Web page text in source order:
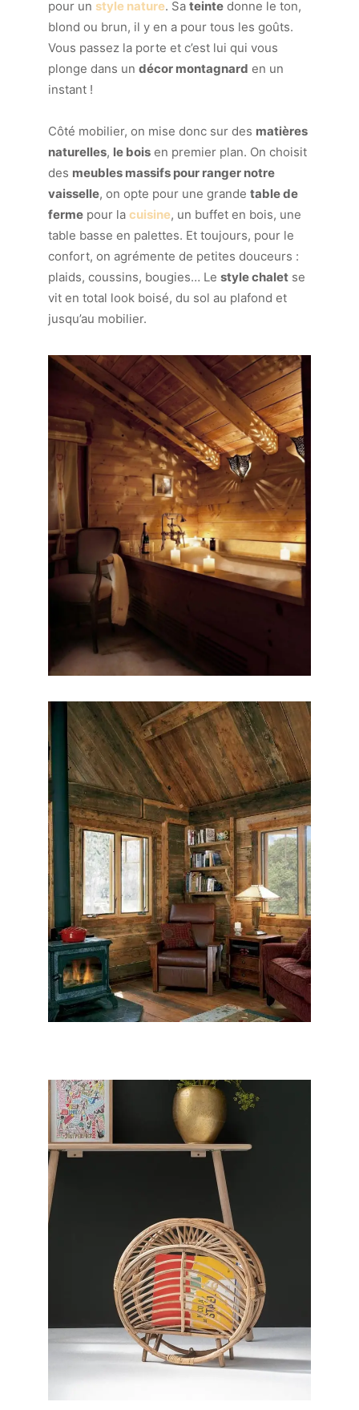
pour un style nature. Sa teinte donne le ton,
blond ou brun, il y en a pour tous les goûts.
Vous passez la porte et c’est lui qui vous
plonge dans un décor montagnard en un
instant !
Côté mobilier, on mise donc sur des matières
naturelles, le bois en premier plan. On choisit
des meubles massifs pour ranger notre
vaisselle, on opte pour une grande table de
ferme pour la cuisine, un buffet en bois, une
table basse en palettes. Et toujours, pour le
confort, on agrémente de petites douceurs :
plaids, coussins, bougies… Le style chalet se
vit en total look boisé, du sol au plafond et
jusqu’au mobilier.